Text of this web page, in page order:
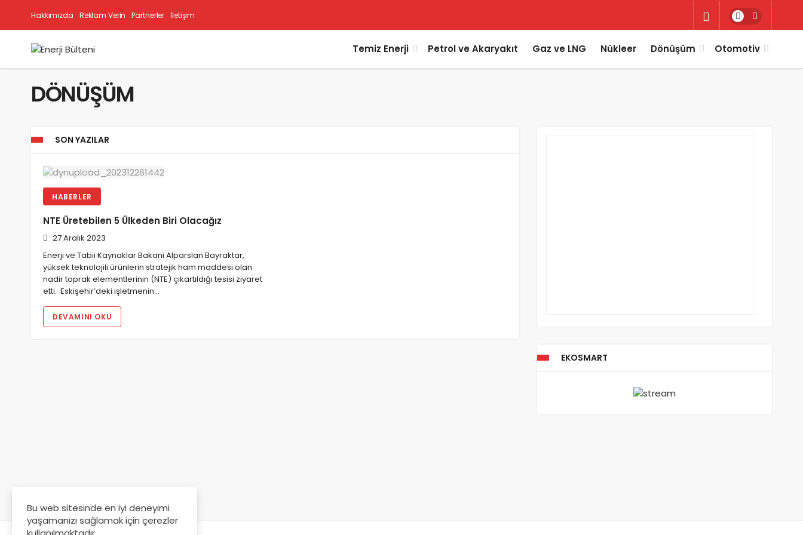
Hakkımızda Reklam Verin Partnerler İletişim
Temiz Enerji Petrol ve Akaryakıt Gaz ve LNG Nükleer Dönüşüm Otomotiv
DÖNÜŞÜM
SON YAZILAR
HABERLER
NTE Üretebilen 5 Ülkeden Biri Olacağız
27 Aralık 2023
Enerji ve Tabii Kaynaklar Bakanı Alparslan Bayraktar,
yüksek teknolojili ürünlerin stratejik ham maddesi olan
nadir toprak elementlerinin (NTE) çıkartıldığı tesisi ziyaret
etti. Eskişehir’deki işletmenin…
DEVAMINI OKU
EKOSMART
Bu web sitesinde en iyi deneyimi
yaşamanızı sağlamak için çerezler